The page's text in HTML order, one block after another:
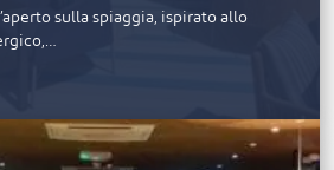
sulla spiaggia, ispirato allo